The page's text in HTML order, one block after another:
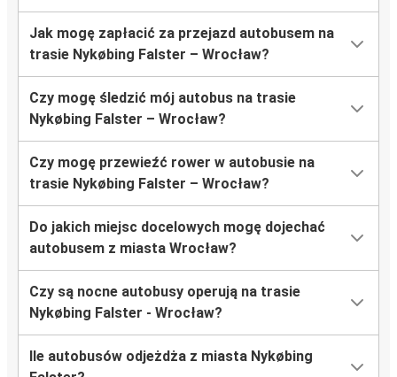
Jak mogę zapłacić za przejazd autobusem na
trasie Nykøbing Falster – Wrocław?
Czy mogę śledzić mój autobus na trasie
Nykøbing Falster – Wrocław?
Czy mogę przewieźć rower w autobusie na
trasie Nykøbing Falster – Wrocław?
Do jakich miejsc docelowych mogę dojechać
autobusem z miasta Wrocław?
Czy są nocne autobusy operują na trasie
Nykøbing Falster - Wrocław?
Ile autobusów odjeżdża z miasta Nykøbing